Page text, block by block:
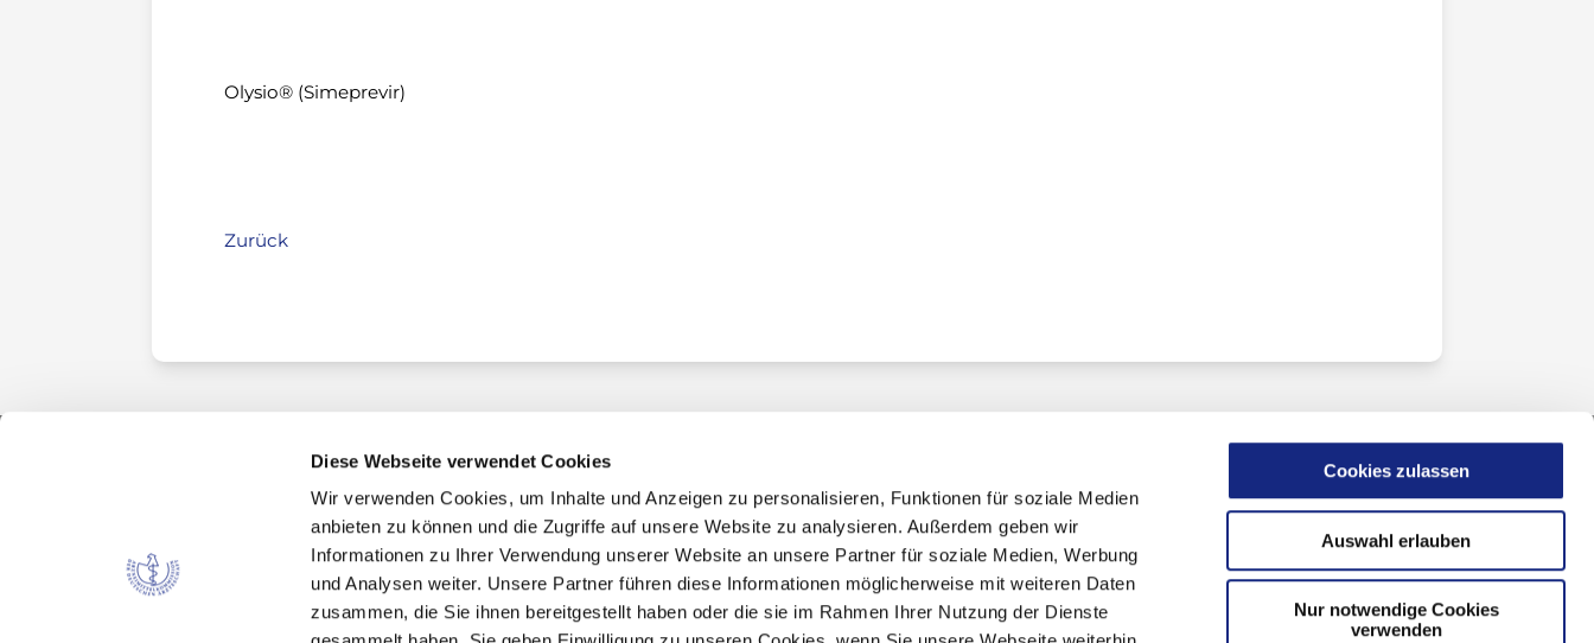
Diese Webseite verwendet Cookies
Wir verwenden Cookies, um Inhalte und Anzeigen zu personalisieren, Funktionen für soziale Medien
anbieten zu können und die Zugriffe auf unsere Website zu analysieren. Außerdem geben wir
Informationen zu Ihrer Verwendung unserer Website an unsere Partner für soziale Medien, Werbung
und Analysen weiter. Unsere Partner führen diese Informationen möglicherweise mit weiteren Daten
zusammen, die Sie ihnen bereitgestellt haben oder die sie im Rahmen Ihrer Nutzung der Dienste
Cookies zulassen
Auswahl erlauben
Nur notwendige Cookies
verwenden
Olysio® (Simeprevir)
Zurück
Arzneimittelkommission der deutschen Ärzteschaft
Fachausschuss der Bundesärztekammer
Bundesärztekammer
Arbeitsgemeinschaft der deutschen Ärztekammern